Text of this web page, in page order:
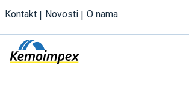
Kontakt Novosti O nama